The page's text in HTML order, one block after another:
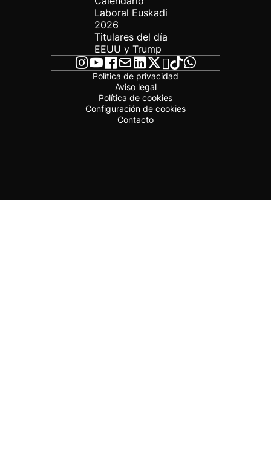
Laboral Euskadi
2026
Titulares del día
EEUU y Trump
Política de privacidad
Aviso legal
Política de cookies
Configuración de cookies
Contacto